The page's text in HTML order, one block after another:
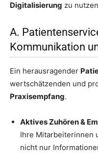
Digitalisierung zu
A.
Kommunikation
Ein herausragender
wertschätzenden und
Praxisempfang.
Aktives Zuhören &
Ihre Mitarbeiterinnen
nicht nur